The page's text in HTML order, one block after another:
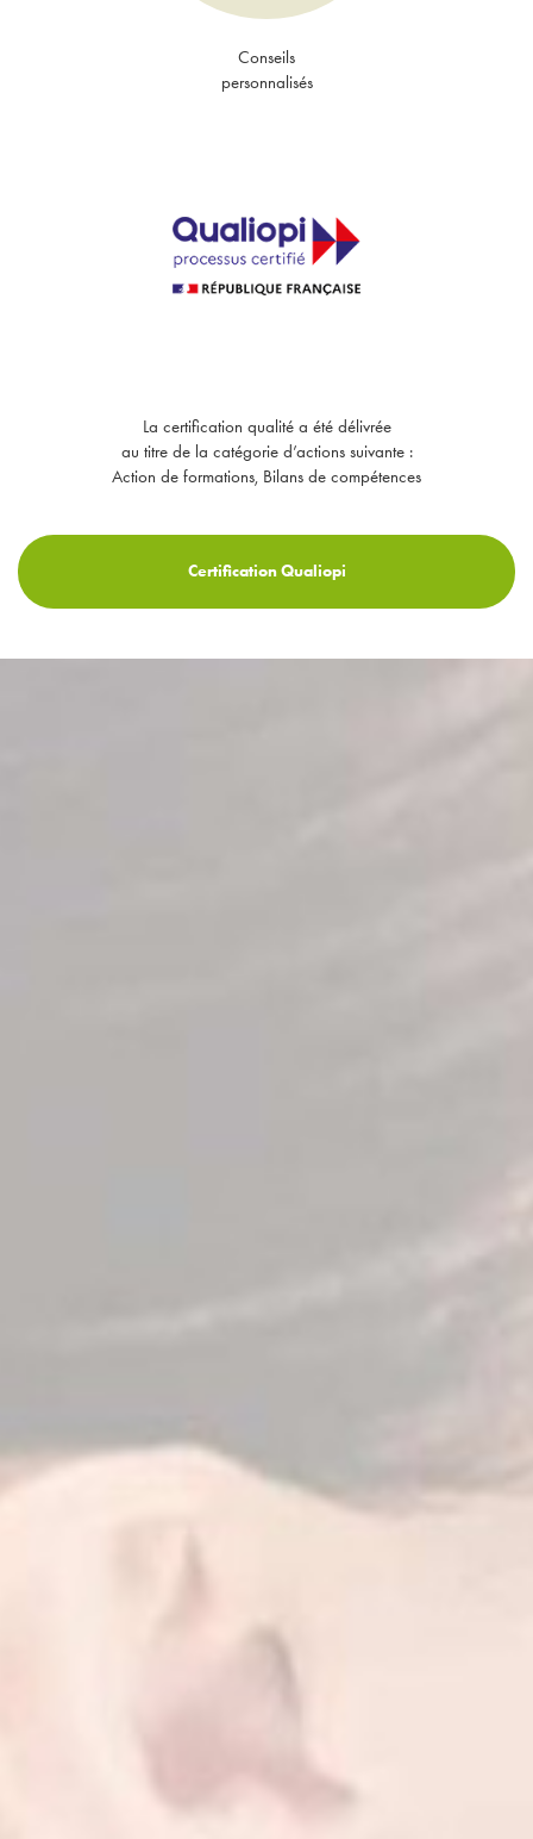
Conseils
personnalisés
La certification qualité a été délivrée
au titre de la catégorie d’actions suivante :
Action de formations, Bilans de compétences
Certification Qualiopi